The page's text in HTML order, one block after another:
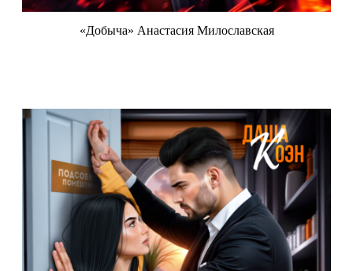
«Добыча» Анастасия Милославская